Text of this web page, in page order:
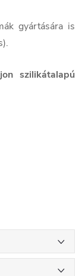
gyártására is
szilikátalapú